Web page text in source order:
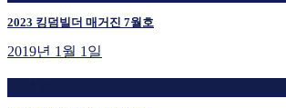
2023 킹덤빌더 매거진 7월호
2019년 1월 1일